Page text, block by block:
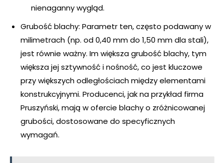
nienaganny wygląd.
Grubość blachy: Parametr ten, często podawany w
milimetrach (np. od 0,40 mm do 1,50 mm dla stali),
jest równie ważny. Im większa grubość blachy, tym
większa jej sztywność i nośność, co jest kluczowe
przy większych odległościach między elementami
konstrukcyjnymi. Producenci, jak na przykład firma
Pruszyński, mają w ofercie blachy o zróżnicowanej
grubości, dostosowane do specyficznych
wymagań.